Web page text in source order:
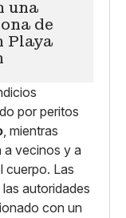
una
de
Playa
por peritos
, mientras
a vecinos y a
cuerpo. Las
autoridades
con un